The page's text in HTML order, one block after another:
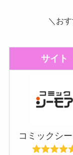
＼お
サイト
コミックシ